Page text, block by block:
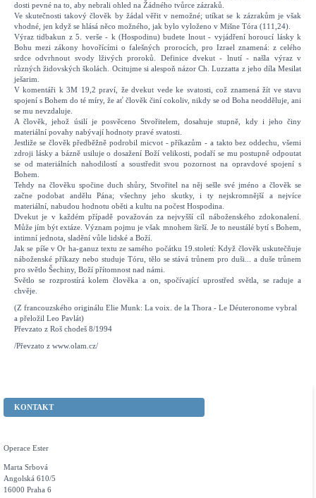
dosti pevné na to, aby nebrali ohled na Žádného tvůrce zázraků.
Ve skutečnosti takový člověk by žádal věřit v nemožné; utíkat se k zázrakům je však
vhodné, jen když se hlásá něco možného, jak bylo vyloženo v Mišne Tóra (111,24).
Výraz tidbakun z 5. verše - k (Hospodinu) budete lnout - vyjádření horoucí lásky k
Bohu mezi zákony hovořícími o falešných prorocích, pro Izrael znamená: z celého
srdce odvrhnout svody lživých proroků. Definice dvekut - lnutí - našla výraz v
různých židovských školách. Ocitujme si alespoň názor Ch. Luzzatta z jeho díla Mesilat
ješarim.
V komentáři k 3M 19,2 praví, že dvekut vede ke svatosti, což znamená žít ve stavu
spojení s Bohem do té míry, že ať člověk činí cokoliv, nikdy se od Boha neodděluje, ani
se mu nevzdaluje.
A člověk, jehož úsilí je posvěceno Stvořitelem, dosahuje stupně, kdy i jeho činy
materiální povahy nabývají hodnoty pravé svatosti.
Jestliže se člověk předběžně podrobil micvot - příkazům - a takto bez oddechu, všemi
zdroji lásky a bázně usiluje o dosažení Boží velikosti, podaří se mu postupně odpoutat
se od materiálních nahodilostí a soustředit svou pozornost na opravdové spojení s
Bohem.
Tehdy na člověku spočine duch shůry, Stvořitel na něj sešle své jméno a člověk se
začne podobat andělu Pána; všechny jeho skutky, i ty nejskromnější a nejvíce
materiální, nabudou hodnotu oběti a kultu na počest Hospodina.
Dvekut je v každém případě považován za nejvyšší cíl náboženského zdokonalení.
Může jím být extáze. Význam pojmu je však mnohem širší. Je to neustálé bytí s Bohem,
intimní jednota, sladění vůle lidské a Boží.
Jak se píše v Or ha-ganuz textu ze samého počátku 19.století: Když člověk uskutečňuje
náboženské příkazy nebo studuje Tóru, tělo se stává trůnem pro duši... a duše trůnem
pro světlo Šechiny, Boží přítomnost nad námi.
Světlo se rozprostírá kolem člověka a on, spočívající uprostřed světla, se raduje a
chvěje.
(Z francouzského originálu Elie Munk: La voix. de la Thora - Le Déuteronome vybral
a přeložil Leo Pavlát)
Převzato z Roš chodeš 8/1994
/Převzato z www.olam.cz/
KONTAKT
Operace Ester
Marta Srbová
Angolská 610/5
16000 Praha 6